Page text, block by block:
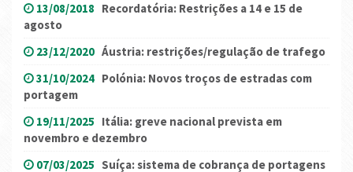
13/08/2018 Recordatória: Restrições a 14 e 15 de
agosto
23/12/2020 Áustria: restrições/regulação de trafego
31/10/2024 Polónia: Novos troços de estradas com
portagem
19/11/2025 Itália: greve nacional prevista em
novembro e dezembro
07/03/2025 Suíça: sistema de cobrança de portagens